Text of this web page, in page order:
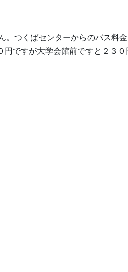
。つくばセンターからのバス料
ですが大学会館前ですと２３０